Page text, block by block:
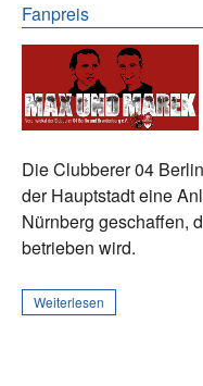
Fanpreis
Die Clubberer 04
der Hauptstadt eine
Nürnberg geschaffen,
betrieben wird.
Weiterlesen